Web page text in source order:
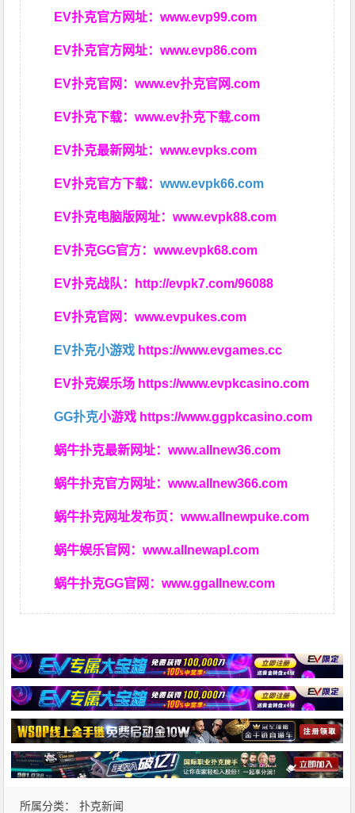
EV扑克官方网址：www.evp99.com
EV扑克官方网址：www.evp86.com
EV扑克官网：www.ev扑克官网.com
EV扑克下载：www.ev扑克下载.com
EV扑克最新网址：www.evpks.com
EV扑克官方下载：www.evpk66.com
EV扑克电脑版网址：www.evpk88.com
EV扑克GG官方：www.evpk68.com
EV扑克战队： http://evpk7.com/96088
EV扑克官网：www.evpukes.com
EV扑克小游戏 https://www.evgames.cc
EV扑克娱乐场 https://www.evpkcasino.com
GG扑克小游戏 https://www.ggpkcasino.com
蜗牛扑克最新网址：www.allnew36.com
蜗牛扑克官方网址：www.allnew366.com
蜗牛扑克网址发布页：www.allnewpuke.com
蜗牛娱乐官网：www.allnewapl.com
蜗牛扑克GG官网：www.ggallnew.com
所属分类： 扑克新闻